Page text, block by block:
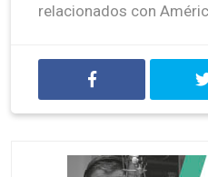
relacionados con